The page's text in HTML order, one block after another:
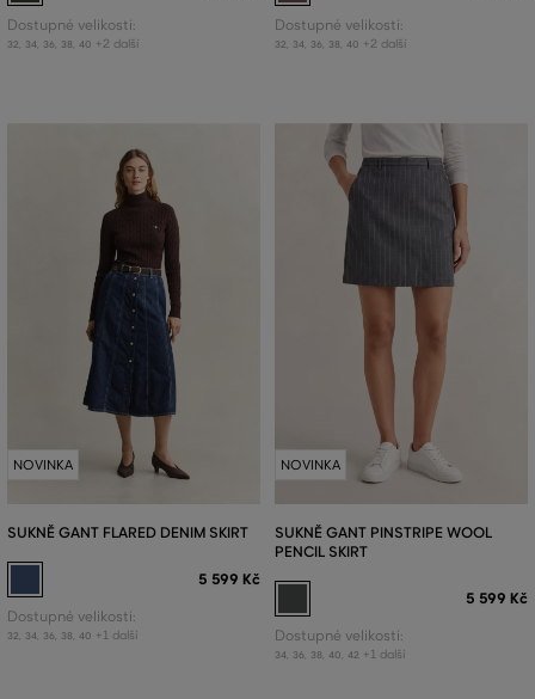
Dostupné velikosti:
32 34 36 38 40 +2 další
Dostupné velikosti:
32 34 36 38 40 +2 další
NOVINKA
SUKNĚ GANT FLARED DENIM SKIRT
5 599 Kč
Dostupné velikosti:
32 34 36 38 40 +1 další
NOVINKA
SUKNĚ GANT PINSTRIPE WOOL
PENCIL SKIRT
5 599 Kč
Dostupné velikosti:
34 36 38 40 42 +1 další